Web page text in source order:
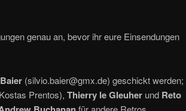
genau an, bevor ihr eure Einsendungen
(silvio.baier@gmx.de) geschickt werden;
Prentos), Thierry le Gleuher und Reto